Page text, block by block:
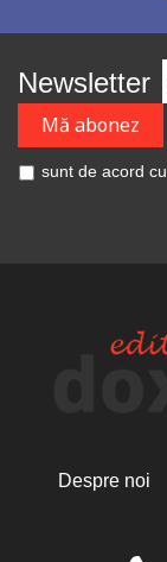
Newsletter
sunt de acord cu
Despre noi